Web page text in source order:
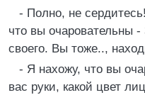
- Полно, не
что вы очаровательны
своего. Вы тоже..,
- Я нахожу, что вы
вас руки, какой цвет